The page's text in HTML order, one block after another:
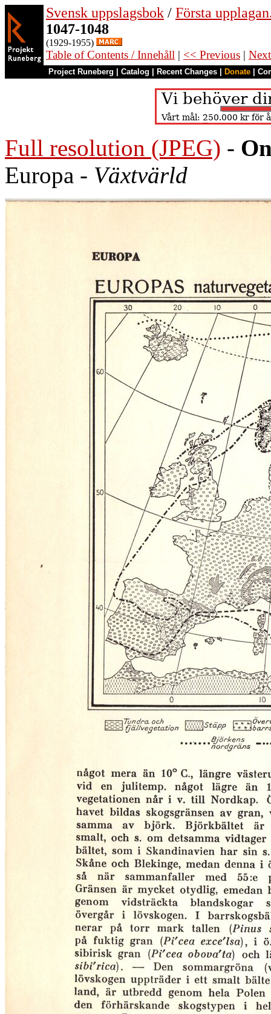
Svensk uppslagsbok / Första
1047-1048
(1929-1955)
Table of Contents / Innehåll | << Previous |
Project Runeberg Catalog Recent Changes Donate
Full resolution (JPEG) -
Europa - Växtvärld